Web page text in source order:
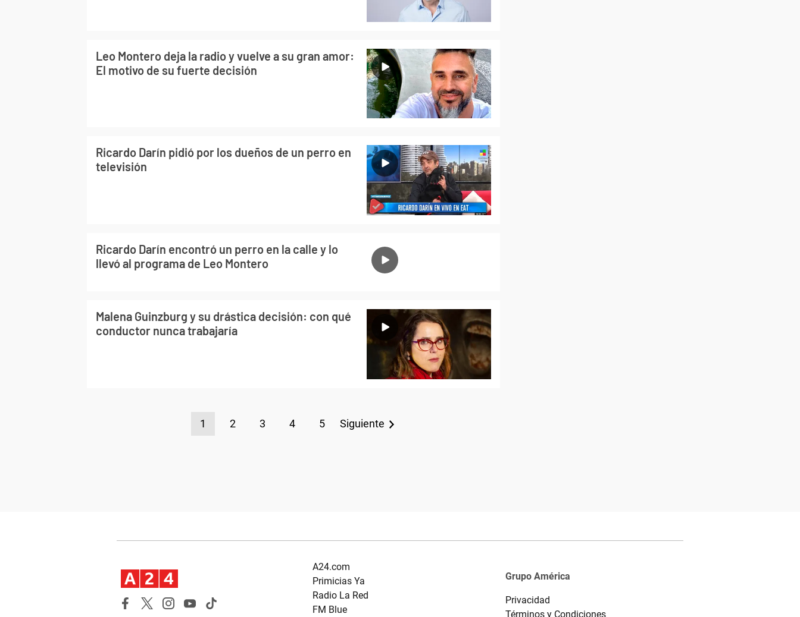
Leo Montero deja la radio y vuelve a su gran amor:
El motivo de su fuerte decisión
Ricardo Darín pidió por los dueños de un perro en
televisión
Ricardo Darín encontró un perro en la calle y lo
llevó al programa de Leo Montero
Malena Guinzburg y su drástica decisión: con qué
conductor nunca trabajaría
1 2 3 4 5 Siguiente
A24.com
Primicias Ya
Radio La Red
FM Blue
Grupo América
Privacidad
Términos y Condiciones